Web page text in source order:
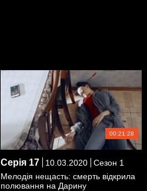
00:21:28
Серія 17 10.03.2020
Сезон 1
Мелодія нещасть: смерть відкрила
полювання на Дарину